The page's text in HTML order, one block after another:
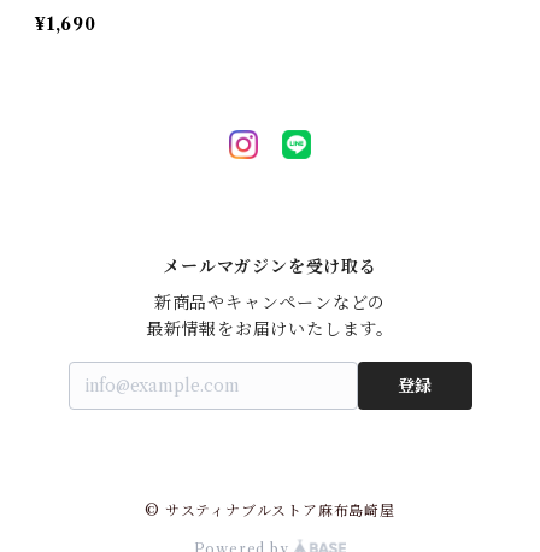
ハーモニーライフ 有機 グ
ルテンフリー[ポスト投
¥1,690
メールマガジンを受け取る
新商品やキャンペーンなどの
最新情報をお届けいたします。
登録
© サスティナブルストア麻布島崎屋